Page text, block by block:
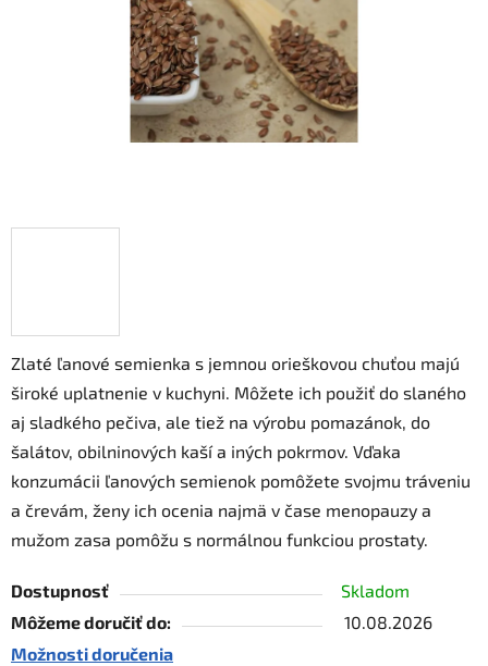
Zlaté ľanové semienka s jemnou orieškovou chuťou majú
široké uplatnenie v kuchyni. Môžete ich použiť do slaného
aj sladkého pečiva, ale tiež na výrobu pomazánok, do
šalátov, obilninových kaší a iných pokrmov. Vďaka
konzumácii ľanových semienok pomôžete svojmu tráveniu
a črevám, ženy ich ocenia najmä v čase menopauzy a
mužom zasa pomôžu s normálnou funkciou prostaty.
Dostupnosť
Skladom
Môžeme doručiť do:
10.08.2026
Možnosti doručenia